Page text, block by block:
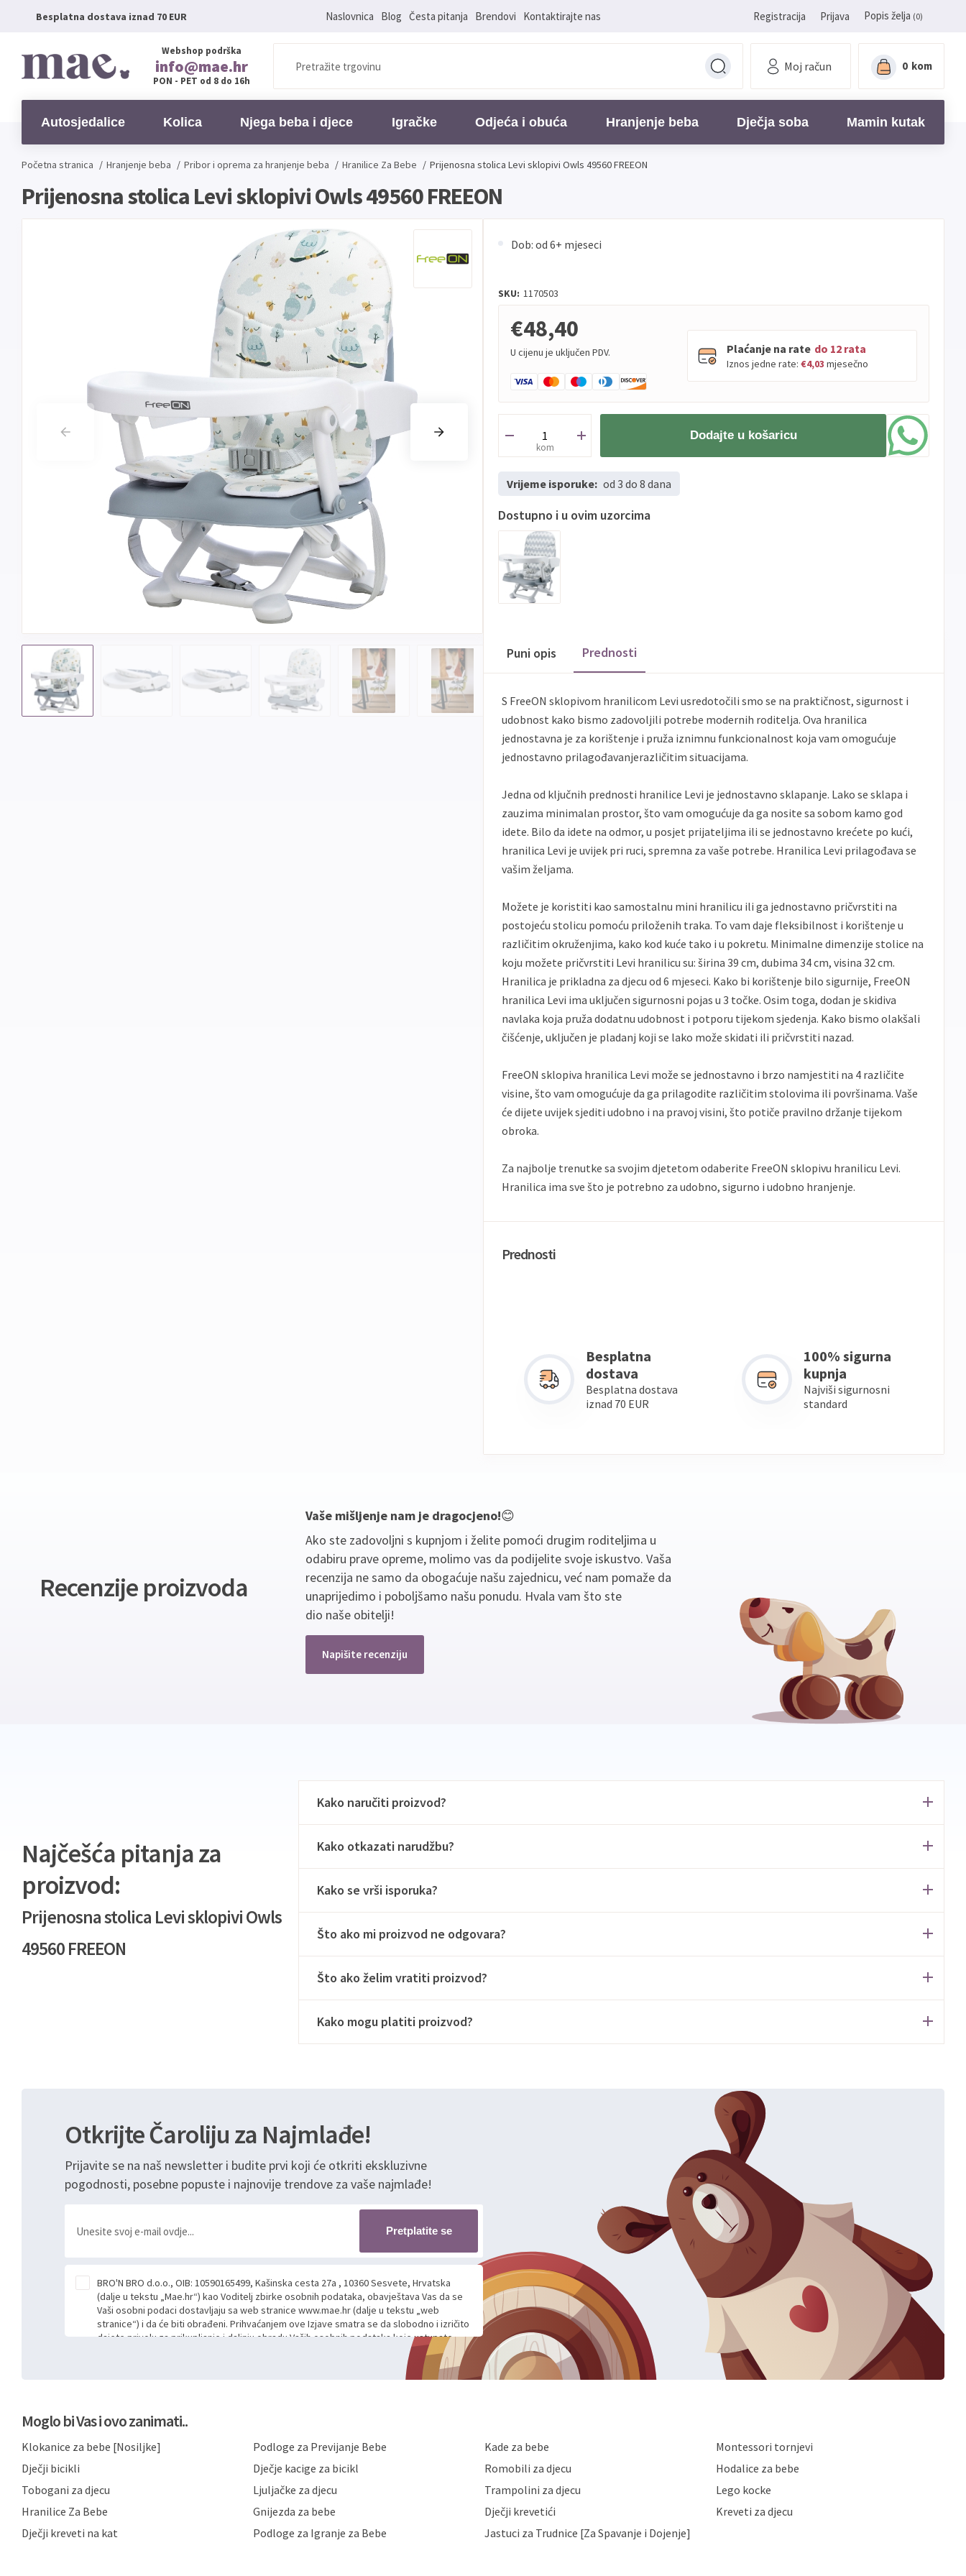
Besplatna dostava iznad 70 EUR Naslovnica Blog Česta pitanja Brendovi Kontaktirajte nas Registracija Prijava Popis želja (0)
Webshop podrška
info@mae.hr
PON - PET od 8 do 16h
Moj račun 0 kom
Autosjedalice Kolica Njega beba i djece Igračke Odjeća i obuća Hranjenje beba Dječja soba Mamin kutak
Početna stranica / Hranjenje beba / Pribor i oprema za hranjenje beba / Hranilice Za Bebe / Prijenosna stolica Levi sklopivi Owls 49560 FREEON
Prijenosna stolica Levi sklopivi Owls 49560 FREEON
Dob: od 6+ mjeseci
SKU: 1170503
€48,40
U cijenu je uključen PDV. Plaćanje na rate do 12 rata
Iznos jedne rate: €4,03 mjesečno
PBZ Visa do12rata
PBZ
Visa
rata
kom
Dodajte u košaricu
Vrijeme isporuke: od 3 do 8 dana
Dostupno i u ovim uzorcima
Puni opis Prednosti
S FreeON sklopivom hranilicom Levi usredotočili smo se na praktičnost, sigurnost i
udobnost kako bismo zadovoljili potrebe modernih roditelja. Ova hranilica
jednostavna je za korištenje i pruža iznimnu funkcionalnost koja vam omogućuje
jednostavno prilagođavanjerazličitim situacijama.
Jedna od ključnih prednosti hranilice Levi je jednostavno sklapanje. Lako se sklapa i
zauzima minimalan prostor, što vam omogućuje da ga nosite sa sobom kamo god
idete. Bilo da idete na odmor, u posjet prijateljima ili se jednostavno krećete po kući,
hranilica Levi je uvijek pri ruci, spremna za vaše potrebe. Hranilica Levi prilagođava se
vašim željama.
Možete je koristiti kao samostalnu mini hranilicu ili ga jednostavno pričvrstiti na
postojeću stolicu pomoću priloženih traka. To vam daje fleksibilnost i korištenje u
različitim okruženjima, kako kod kuće tako i u pokretu. Minimalne dimenzije stolice na
koju možete pričvrstiti Levi hranilicu su: širina 39 cm, dubima 34 cm, visina 32 cm.
Hranilica je prikladna za djecu od 6 mjeseci. Kako bi korištenje bilo sigurnije, FreeON
hranilica Levi ima uključen sigurnosni pojas u 3 točke. Osim toga, dodan je skidiva
navlaka koja pruža dodatnu udobnost i potporu tijekom sjedenja. Kako bismo olakšali
čišćenje, uključen je pladanj koji se lako može skidati ili pričvrstiti nazad.
FreeON sklopiva hranilica Levi može se jednostavno i brzo namjestiti na 4 različite
visine, što vam omogućuje da ga prilagodite različitim stolovima ili površinama. Vaše
će dijete uvijek sjediti udobno i na pravoj visini, što potiče pravilno držanje tijekom
obroka.
Za najbolje trenutke sa svojim djetetom odaberite FreeON sklopivu hranilicu Levi.
Hranilica ima sve što je potrebno za udobno, sigurno i udobno hranjenje.
Prednosti
Besplatna
dostava
Besplatna dostava
iznad 70 EUR
100% sigurna
kupnja
Najviši sigurnosni
standard
Recenzije proizvoda
Vaše mišljenje nam je dragocjeno!😊
Ako ste zadovoljni s kupnjom i želite pomoći drugim roditeljima u
odabiru prave opreme, molimo vas da podijelite svoje iskustvo. Vaša
recenzija ne samo da obogaćuje našu zajednicu, već nam pomaže da
unaprijedimo i poboljšamo našu ponudu. Hvala vam što ste
dio naše obitelji!
Napišite recenziju
Najčešća pitanja za
proizvod:
Prijenosna stolica Levi sklopivi Owls
49560 FREEON
Kako naručiti proizvod?
Kako otkazati narudžbu?
Kako se vrši isporuka?
Što ako mi proizvod ne odgovara?
Što ako želim vratiti proizvod?
Kako mogu platiti proizvod?
Otkrijte Čaroliju za Najmlađe!
Prijavite se na naš newsletter i budite prvi koji će otkriti ekskluzivne
pogodnosti, posebne popuste i najnovije trendove za vaše najmlađe!
Pretplatite se
BRO'N BRO d.o.o., OIB: 10590165499, Kašinska cesta 27a , 10360 Sesvete, Hrvatska
(dalje u tekstu „Mae.hr“) kao Voditelj zbirke osobnih podataka, obavještava Vas da se
Vaši osobni podaci dostavljaju sa web stranice www.mae.hr (dalje u tekstu „web
stranice“) i da će biti obrađeni. Prihvaćanjem ove Izjave smatra se da slobodno i izričito
dajete privolu za prikupljanje i daljnju obradu Vaših osobnih podataka koje ustupate
Mae.hr putem ovih web stranica u svrhu odgovora i daljnje komunikacije na Vaš upit
poslan kroz kontakt obrazac. Radi se o dobrovoljnom davanju podataka te ovu Izjavu
niste dužni prihvatiti odnosno niste dužni unositi svoje osobne podatke u jednu od
možete pročitati ovdje, sukladno Politici privatnosti i kolačića koju možete pročitati
primjenu odgovarajućih tehničkih i sigurnosnih mjera zaštite osobnih podataka od
privatnost svojih korisnika i posjetitelja web stranica, čuva povjerljivost Vaših osobnih
podataka te omogućava pristup i priopćavanje osobnih podataka samo onim svojim
trećim osobama samo u slučajevima koji su dozvoljeni zakonima. Napominjemo da
možete u svako doba, u potpunosti ili djelomice, bez naknade i objašnjenja odustati od
dane privole i zatražiti prestanak aktivnosti obrade Vaših osobnih podataka. Opoziv
Moglo bi Vas i ovo zanimati..
Klokanice za bebe [Nosiljke] Podloge za Previjanje Bebe Kade za bebe
Montessori tornjevi
Dječji bicikli
Dječje kacige za bicikl Romobili za djecu
Hodalice za bebe
Tobogani za djecu
Ljuljačke za djecu Trampolini za djecu
Lego kocke
Hranilice Za Bebe
Gnijezda za bebe Dječji krevetići
Kreveti za djecu
Dječji kreveti na kat
Podloge za Igranje za Bebe Jastuci za Trudnice [Za Spavanje i Dojenje]